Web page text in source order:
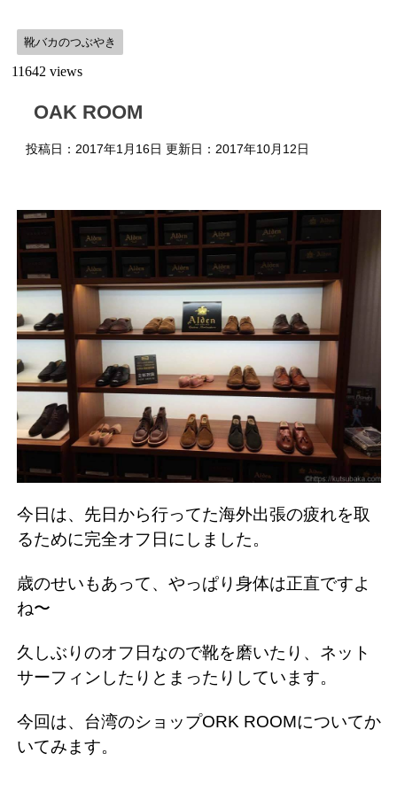
靴バカのつぶやき
11642 views
OAK ROOM
投稿日：2017年1月16日 更新日： 2017年10月12日
今日は、先日から行ってた海外出張の疲れを取
るために完全オフ日にしました。
歳のせいもあって、やっぱり身体は正直ですよ
ね〜
久しぶりのオフ日なので靴を磨いたり、ネット
サーフィンしたりとまったりしています。
今回は、台湾のショップORK ROOMについてか
いてみます。